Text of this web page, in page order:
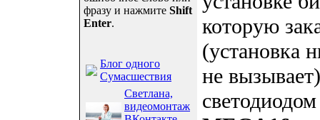
фразу и нажмите Shift
Enter.
Блог одного
Сумасшествия
Светлана,
видеомонтаж
которую
(установка
не